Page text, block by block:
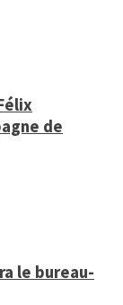
de
le bureau-